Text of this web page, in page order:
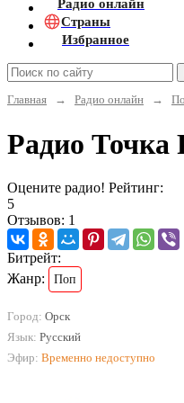
Радио онлайн
Страны
Избранное
Главная
→ Радио онлайн →
Радио
Оцените радио! Рейтинг:
5
Отзывов: 1
Битрейт:
Жанр:
Поп
Город: Орск
Язык: Русский
Эфир: Временно недоступно